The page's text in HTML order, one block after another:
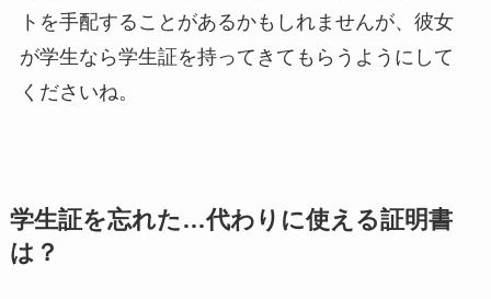
トを手配することがあるかもしれませんが、彼女
が学生なら学生証を持ってきてもらうようにして
くださいね。
学生証を忘れた…代わりに使える証明書
は？